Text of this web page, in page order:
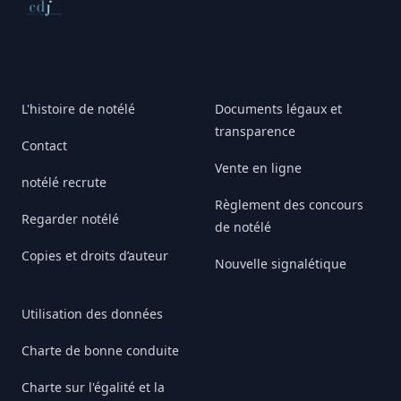
Conseil de déontologie journalistique
L'histoire de notélé
Contact
notélé recrute
Regarder notélé
Copies et droits d’auteur
Utilisation des données
Charte de bonne conduite
Charte sur l'égalité et la
Documents légaux et
transparence
Vente en ligne
Règlement des concours
de notélé
Nouvelle signalétique